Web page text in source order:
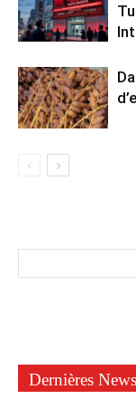
Dernières News